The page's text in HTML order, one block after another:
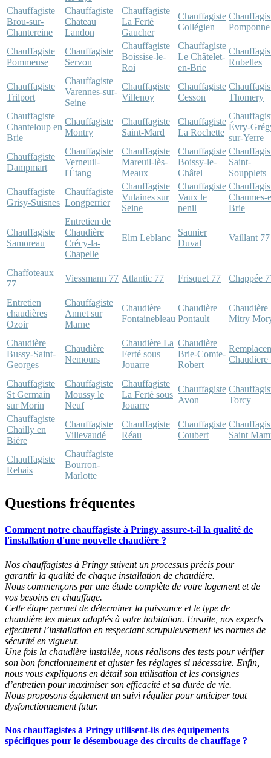
Chauffagiste
Brou-sur-
Chantereine
Chauffagiste
Chateau
Landon
Chauffagiste
La Ferté
Gaucher
Chauffagiste
Collégien
Pomponne
Chauffagiste
Pommeuse
Chauffagiste
Servon
Chauffagiste
Boissise-le-
Roi
Chauffagiste
Le Châtelet-
en-Brie
Rubelles
Chauffagiste
Trilport
Chauffagiste
Varennes-sur-
Seine
Chauffagiste
Villenoy
Chauffagiste
Cesson
Thomery
Chauffagiste
Chanteloup en
Brie
Chauffagiste
Montry
Chauffagiste
Saint-Mard
Chauffagiste
La Rochette
Évry-
sur-Yerre
Chauffagiste
Dampmart
Chauffagiste
Verneuil-
l'Étang
Chauffagiste
Mareuil-lès-
Meaux
Chauffagiste
Boissy-le-
Châtel
Saint-
Soupplets
Chauffagiste
Grisy-Suisnes
Chauffagiste
Longperrier
Chauffagiste
Vulaines sur
Seine
Chauffagiste
Vaux le
penil
Chaumes-
Brie
Chauffagiste
Samoreau
Entretien de
Chaudière
Crécy-la-
Chapelle
Elm Leblanc
Saunier
Duval
Vaillant 77
Chaffoteaux
77
Viessmann 77 Atlantic 77 Frisquet 77 Chappée
Entretien
chaudières
Ozoir
Chauffagiste
Annet sur
Marne
Chaudière
Fontainebleau
Chaudière
Pontault
Chaudière
Mitry
Chaudière
Bussy-Saint-
Georges
Chaudière
Nemours
Chaudière La
Ferté sous
Jouarre
Chaudière
Brie-Comte-
Robert
Chaudiere
Chauffagiste
St Germain
sur Morin
Chauffagiste
Moussy le
Neuf
Chauffagiste
La Ferté sous
Jouarre
Chauffagiste
Avon
Torcy
Chauffagiste
Chailly en
Bière
Chauffagiste
Villevaudé
Chauffagiste
Réau
Chauffagiste
Coubert
Saint
Chauffagiste
Rebais
Chauffagiste
Bourron-
Marlotte
Questions fréquentes
Comment notre chauffagiste à Pringy assure-t-il la qualité de
l'installation d'une nouvelle chaudière ?
Nos chauffagistes à Pringy suivent un processus précis pour
garantir la qualité de chaque installation de chaudière.
Nous commençons par une étude complète de votre logement et de
vos besoins en chauffage.
Cette étape permet de déterminer la puissance et le type de
chaudière les mieux adaptés à votre habitation. Ensuite, nos experts
effectuent l’installation en respectant scrupuleusement les normes de
sécurité en vigueur.
Une fois la chaudière installée, nous réalisons des tests pour vérifier
son bon fonctionnement et ajuster les réglages si nécessaire. Enfin,
nous vous expliquons en détail son utilisation et les consignes
d’entretien pour maximiser son efficacité et sa durée de vie.
Nous proposons également un suivi régulier pour anticiper tout
dysfonctionnement futur.
Nos chauffagistes à Pringy utilisent-ils des équipements
spécifiques pour le désembouage des circuits de chauffage ?